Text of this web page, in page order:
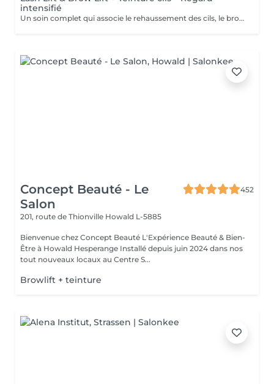
intensifié
Un soin complet qui associe le rehaussement des cils, le brow lift et la teinture des cils pour un regard encore plus intense et défini. Les cils sont liftés et teintés pour un effet plus profond et visible, tandis que les sourcils sont restructurés et disciplinés pour encadrer parfaitement le regard. Le contraste est renforcé, le regard est plus marqué tout en conservant un rendu naturel et élégant. Idéal pour celles et ceux qui souhaitent un résultat plus soutenu sans maquillage.
Concept Beauté - Le
Salon
452
201, route de Thionville Howald L-5885
Bienvenue chez Concept Beauté L'Expérience Beauté & Bien-
Être à Howald Hesperange Installé depuis juin 2024 dans nos
tout nouveaux locaux au Centre S...
Browlift + teinture